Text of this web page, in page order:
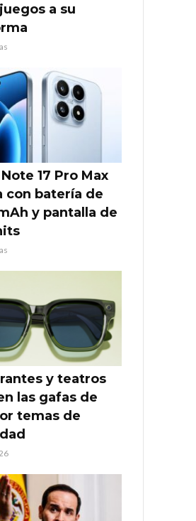
a su
17 Pro Max
con batería de
y pantalla de
y teatros
las gafas de
temas de